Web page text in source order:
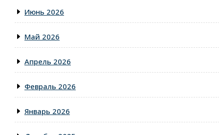
Июнь 2026
Май 2026
Апрель 2026
Февраль 2026
Январь 2026